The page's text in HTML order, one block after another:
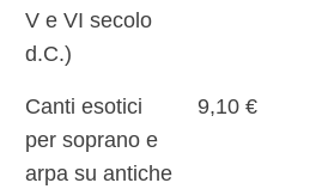
V e VI secolo
d.C.)
Canti esotici
per soprano e
arpa su antiche
9,10 €